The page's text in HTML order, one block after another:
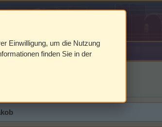
Einwilligung, um die Nutzung
finden Sie in der